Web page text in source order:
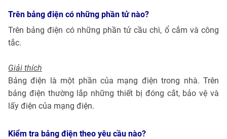
Trên bảng điện có những phần tử nào?
Trên bảng điện có những phần tử cầu chì, ổ cắm và công
tắc.
Giải thích
Bảng điện là một phần của mạng điện trong nhà. Trên
bảng điện thường lắp những thiết bị đóng cắt, bảo vệ và
lấy điện của mạng điện.
Kiểm tra bảng điện theo yêu cầu nào?